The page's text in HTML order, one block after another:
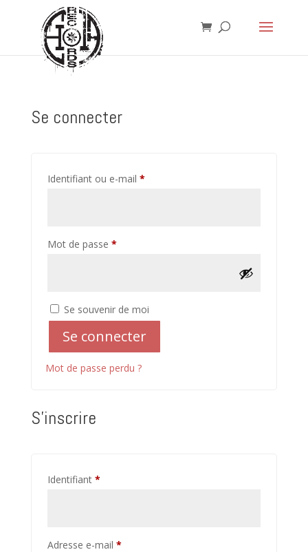
Se connecter
Identifiant ou e-mail *Obligatoire
Mot de passe *Obligatoire
Se souvenir de moi
Se connecter
Mot de passe perdu ?
S’inscrire
Identifiant *Obligatoire
Adresse e-mail *Obligatoire